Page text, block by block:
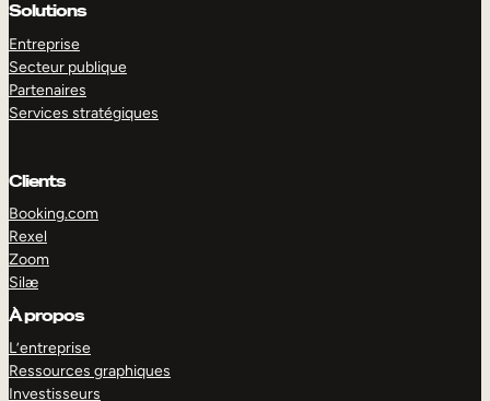
Solutions
Entreprise
Secteur publique
Partenaires
Services stratégiques
Clients
Booking.com
Rexel
Zoom
Silæ
À propos
L’entreprise
Ressources graphiques
Investisseurs